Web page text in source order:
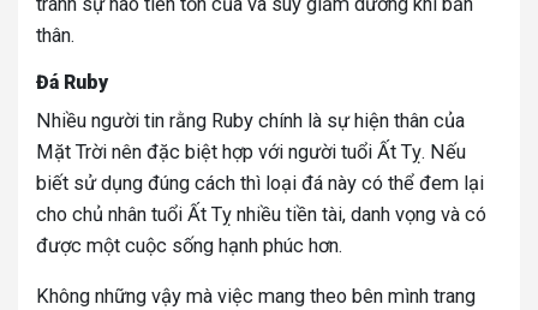
thân.
Đá Ruby
Nhiều người tin rằng Ruby chính là sự hiện thân của
Mặt Trời nên đặc biệt hợp với người tuổi Ất Tỵ. Nếu
biết sử dụng đúng cách thì loại đá này có thể đem lại
cho chủ nhân tuổi Ất Tỵ nhiều tiền tài, danh vọng và có
được một cuộc sống hạnh phúc hơn.
Không những vậy mà việc mang theo bên mình trang